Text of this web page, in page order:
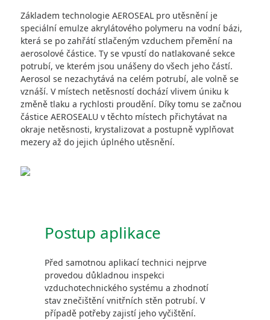
Základem technologie AEROSEAL pro utěsnění je
speciální emulze akrylátového polymeru na vodní bázi,
která se po zahřátí stlačeným vzduchem přemění na
aerosolové částice. Ty se vpustí do natlakované sekce
potrubí, ve kterém jsou unášeny do všech jeho částí.
Aerosol se nezachytává na celém potrubí, ale volně se
vznáší. V místech netěsností dochází vlivem úniku k
změně tlaku a rychlosti proudění. Díky tomu se začnou
částice AEROSEALU v těchto místech přichytávat na
okraje netěsnosti, krystalizovat a postupně vyplňovat
mezery až do jejich úplného utěsnění.
Postup aplikace
Před samotnou aplikací technici nejprve
provedou důkladnou inspekci
vzduchotechnického systému a zhodnotí
stav znečištění vnitřních stěn potrubí. V
případě potřeby zajistí jeho vyčištění.